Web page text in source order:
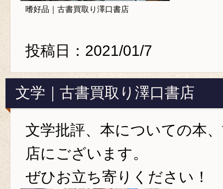
嗜好品｜古書買取り澤口書店
投稿日：2021/01/7
文学｜古書買取り澤口書店
文学批評、本についての本
店にございます。
ぜひお立ち寄りください！